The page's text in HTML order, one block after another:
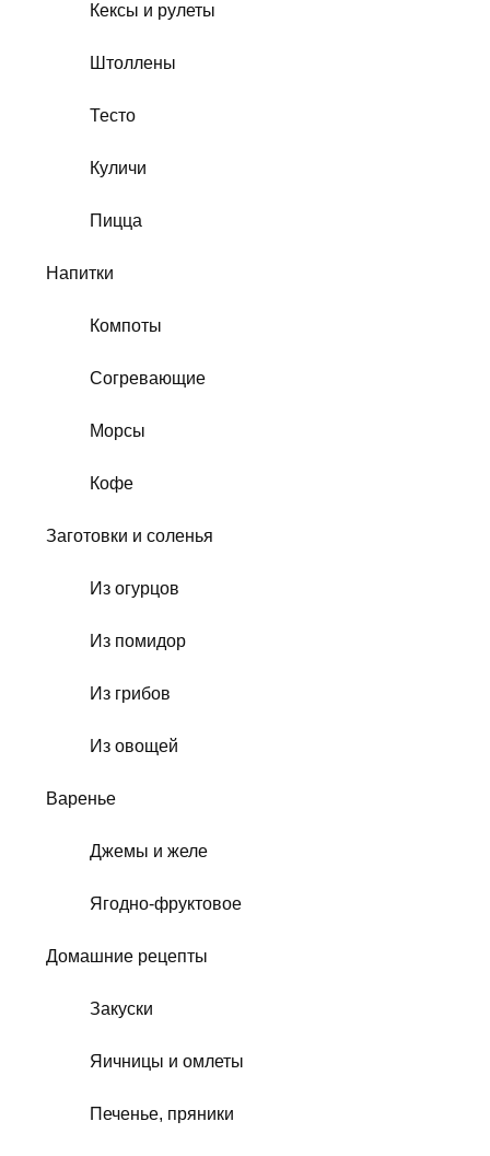
Кексы и рулеты
Штоллены
Тесто
Куличи
Пицца
Напитки
Компоты
Согревающие
Морсы
Кофе
Заготовки и соленья
Из огурцов
Из помидор
Из грибов
Из овощей
Варенье
Джемы и желе
Ягодно-фруктовое
Домашние рецепты
Закуски
Яичницы и омлеты
Печенье, пряники